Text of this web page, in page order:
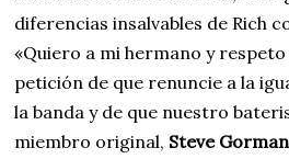
diferencias insalvables de Rich
«Quiero a mi hermano y
petición de que renuncie a la
la banda y de que nuestro
miembro original, Steve Gorman